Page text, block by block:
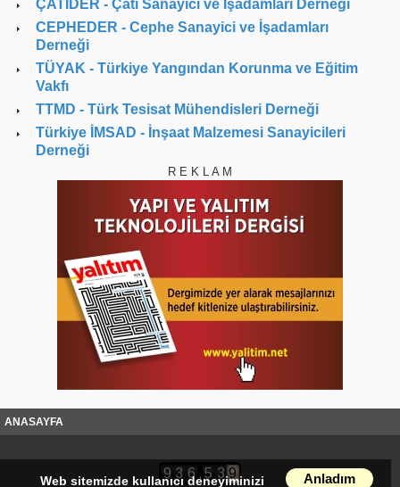
ÇATIDER - Çatı Sanayici ve İşadamları Derneği
CEPHEDER - Cephe Sanayici ve İşadamları
Derneği
TÜYAK - Türkiye Yangından Korunma ve Eğitim
Vakfı
TTMD - Türk Tesisat Mühendisleri Derneği
Türkiye İMSAD - İnşaat Malzemesi Sanayicileri
Derneği
R E K L A M
ANASAYFA
9 3 6 , 5 3 9 Anladım
Web sitemizde kullanıcı deneyiminizi